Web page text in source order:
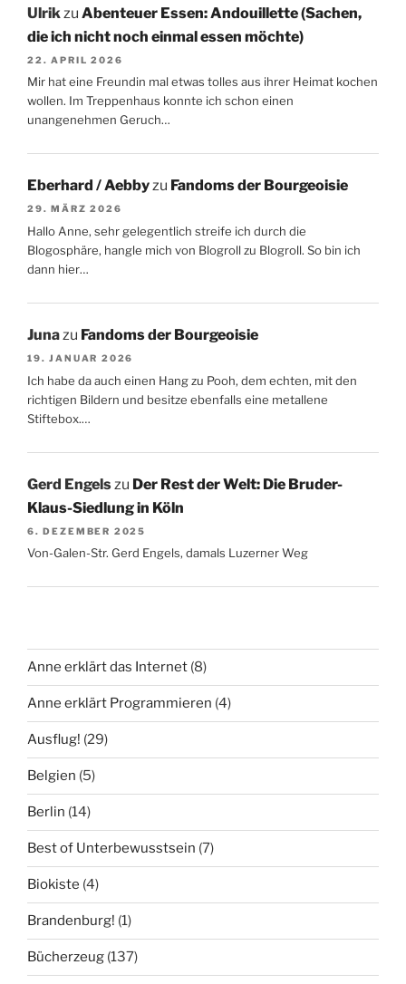
Ulrik zu Abenteuer Essen: Andouillette (Sachen,
die ich nicht noch einmal essen möchte)
22. APRIL 2026
Mir hat eine Freundin mal etwas tolles aus ihrer Heimat kochen
wollen. Im Treppenhaus konnte ich schon einen
unangenehmen Geruch…
Eberhard / Aebbyzu Fandoms der Bourgeoisie
29. MÄRZ 2026
Hallo Anne, sehr gelegentlich streife ich durch die
Blogosphäre, hangle mich von Blogroll zu Blogroll. So bin ich
dann hier…
Junazu Fandoms der Bourgeoisie
19. JANUAR 2026
Ich habe da auch einen Hang zu Pooh, dem echten, mit den
richtigen Bildern und besitze ebenfalls eine metallene
Stiftebox.…
Gerd Engelszu Der Rest der Welt: Die Bruder-
Klaus-Siedlung in Köln
6. DEZEMBER 2025
Von-Galen-Str. Gerd Engels, damals Luzerner Weg
Anne erklärt das Internet (8)
Anne erklärt Programmieren (4)
Ausflug! (29)
Belgien (5)
Berlin (14)
Best of Unterbewusstsein (7)
Biokiste (4)
Brandenburg! (1)
Bücherzeug (137)